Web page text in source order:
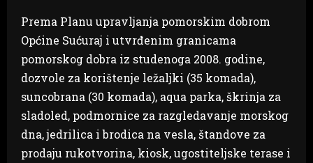
Prema Planu upravljanja pomorskim dobrom
Općine Sućuraj i utvrđenim granicama
pomorskog dobra iz studenoga 2008. godine,
dozvole za korištenje ležaljki (35 komada),
suncobrana (30 komada), aqua parka, škrinja za
sladoled, podmornice za razgledavanje morskog
dna, jedrilica i brodica na vesla, štandove za
prodaju rukotvorina, kiosk, ugostiteljske terase i